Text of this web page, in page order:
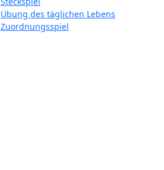
Übung des täglichen Lebens
Zuordnungsspiel